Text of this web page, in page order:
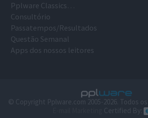
Pplware Classics…
Consultório
Passatempos/Resultados
Questão Semanal
Apps dos nossos leitores
© Copyright Pplware.com 2005-2026. Todos
Certified By: